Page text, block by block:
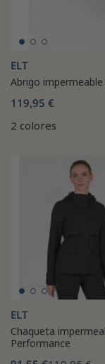
ELT
Abrigo
119,95 €
2 colores
ELT
Chaqueta
Performance